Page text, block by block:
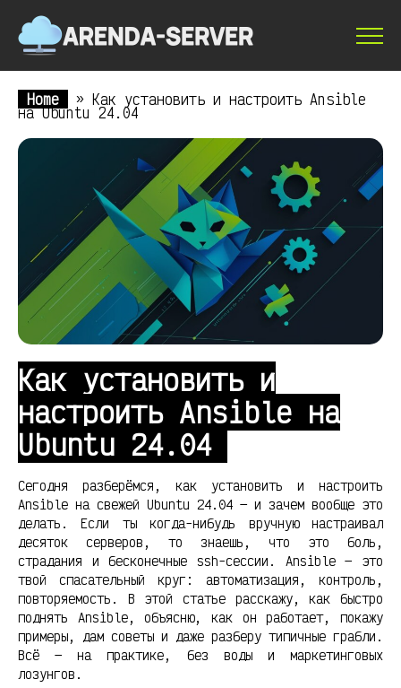
Home » Как установить и настроить Ansible
на Ubuntu 24.04
Как установить и
настроить Ansible на
Ubuntu 24.04
Сегодня разберёмся, как установить и настроить
Ansible на свежей Ubuntu 24.04 — и зачем вообще это
делать. Если ты когда-нибудь вручную настраивал
десяток серверов, то знаешь, что это боль,
страдания и бесконечные ssh-сессии. Ansible — это
твой спасательный круг: автоматизация, контроль,
повторяемость. В этой статье расскажу, как быстро
поднять Ansible, объясню, как он работает, покажу
примеры, дам советы и даже разберу типичные грабли.
Всё — на практике, без воды и маркетинговых
лозунгов.